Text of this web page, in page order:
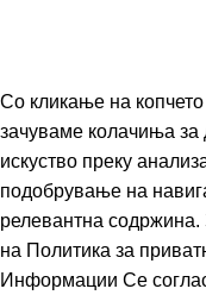
Со кликање на
зачуваме колачиња
искуство преку
подобрување на
релевантна
на Политика за
Информации Се